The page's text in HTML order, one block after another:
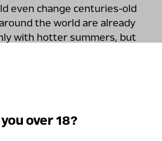
over 18?
even change centuries-old
the world are already
with hotter summers, but